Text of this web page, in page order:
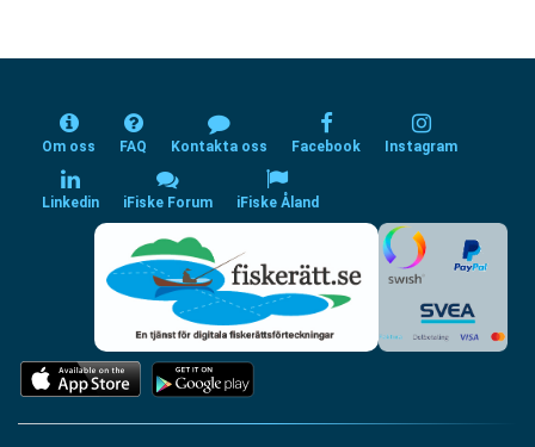
Om oss FAQ Kontakta oss Facebook Instagram
Linkedin iFiske Forum iFiske Åland